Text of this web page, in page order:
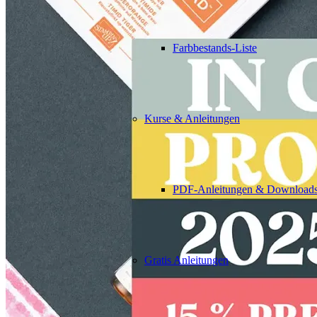
Farbbestands-Liste
Kurse & Anleitungen
PDF-Anleitungen &
Gratis Anleitungen